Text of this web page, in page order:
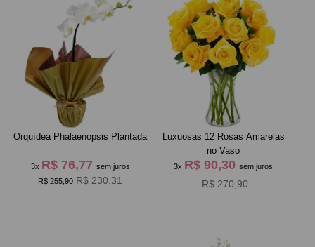
Orquídea Phalaenopsis Plantada
3x R$ 76,77 sem juros
R$ 255,90 R$ 230,31
Luxuosas 12 Rosas Amarelas
no Vaso
3x R$ 90,30sem juros
R$ 270,90